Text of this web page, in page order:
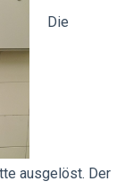
Die
ausgelöst. Der